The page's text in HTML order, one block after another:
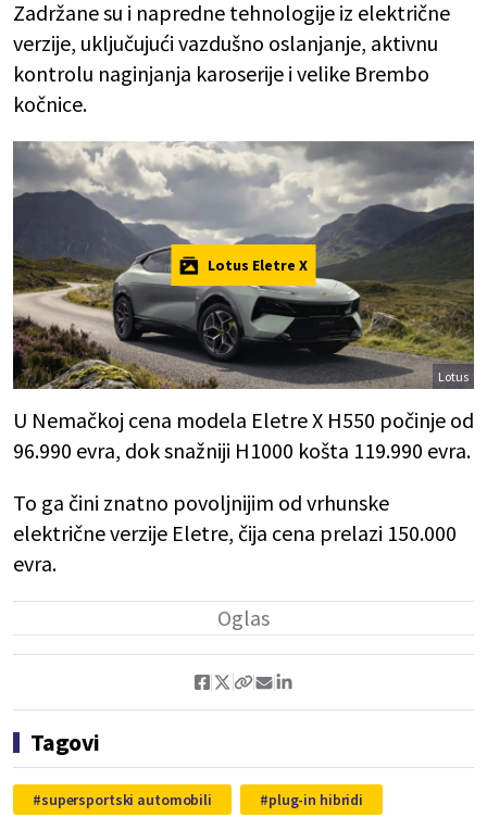
Zadržane su i napredne tehnologije iz električne
verzije, uključujući vazdušno oslanjanje, aktivnu
kontrolu naginjanja karoserije i velike Brembo
kočnice.
Lotus
Lotus Eletre X
U Nemačkoj cena modela Eletre X H550 počinje od
96.990 evra, dok snažniji H1000 košta 119.990 evra.
To ga čini znatno povoljnijim od vrhunske
električne verzije Eletre, čija cena prelazi 150.000
evra.
Tagovi
supersportski automobili plug-in hibridi